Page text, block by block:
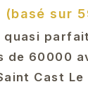
(basé sur
quasi
de 60000
Cast